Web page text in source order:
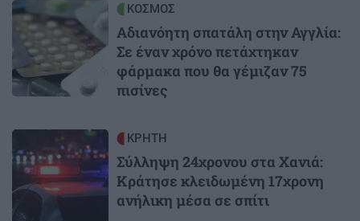
Image ΚΟΣΜΟΣ
Αδιανόητη σπατάλη στην Αγγλία:
Σε έναν χρόνο πετάχτηκαν
φάρμακα που θα γέμιζαν 75
πισίνες
ΚΡΗΤΗ
Σύλληψη 24χρονου στα Χανιά:
Κράτησε κλειδωμένη 17χρονη
ανήλικη μέσα σε σπίτι